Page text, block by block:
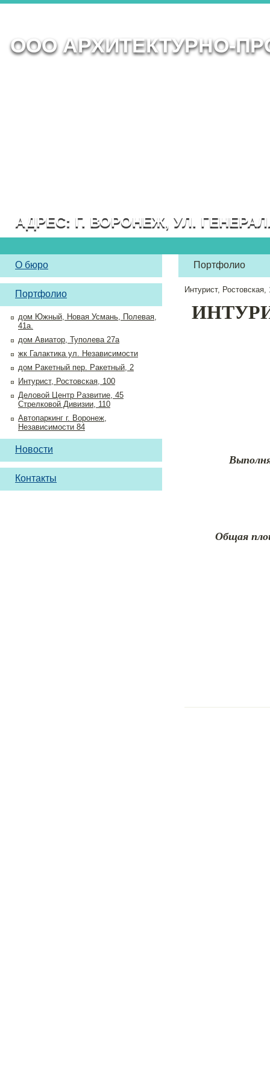
ООО АРХИТЕКТУРНО-
АДРЕС: Г. ВОРОНЕЖ, УЛ.
О бюро
Портфолио
дом Южный, Новая Усмань, Полевая,
41а.
дом Авиатор, Туполева 27а
жк Галактика ул. Независимости
дом Ракетный пер. Ракетный, 2
Интурист, Ростовская, 100
Деловой Центр Развитие, 45
Стрелковой Дивизии, 110
Автопаркинг г. Воронеж,
Независимости 84
Новости
Контакты
Портфолио
Интурист, Ростовская,
Общая